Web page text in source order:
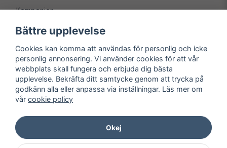
Kampanjer
© Copyright 1997-2026
Bättre upplevelse
Cookies kan komma att användas för personlig och icke
personlig annonsering. Vi använder cookies för att vår
webbplats skall fungera och erbjuda dig bästa
upplevelse. Bekräfta ditt samtycke genom att trycka på
godkänn alla eller anpassa via inställningar. Läs mer om
vår cookie policy
Okej